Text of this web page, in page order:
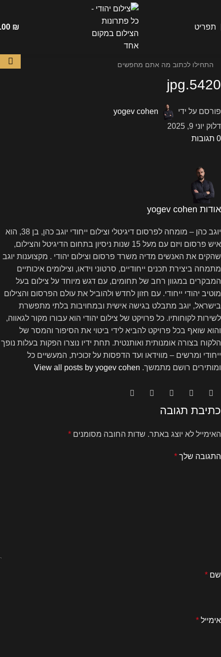
תפריט ₪
5420.jpg
פורסם על ידי
yogev cohen
דלוק יוני 9, 2025
0 תגובות
אודות yogev cohen
יוגב כהן – מומחה לפרסום דיגיטלי וצילום ייחודי יוגב כהן, בן 38, הוא
איש פרסום ויזם עם מעל 15 שנות ניסיון בתחום הדיגיטל והצילום,
שהקים את האנשים מדיה משרד פרסום וצילום יהודי . מקצוענות יוגב
מתמחה ביצירת תכנים ייחודיים, סרטוני וידאו, וצילומים איכותיים
המבקרים במגוון רחב של תחומים, עם דגש מיוחד על צילום בעל
מוטיב יהודי ייחודי. עם חזון לחדש ולהוביל את עולם הפרסום והצילום
בישראל, יוגב מתבלט בגישה אישית ובמחויבות בלתי מתפשרת
לשירות לקוחותיו. כל פרויקט של צילום יהודי הוא עבורו מקור לגאווה,
והוא שואף בכל פרויקט להביא לידי ביטוי את הסיפור והמסר של
הלקוח בצורה אומנותית ואותנטית. תחת ידיו נוצרו הפקות בעלות נופך
ייחודי ומרשים – מווידאו ועד הדפסות על זכוכית, המעשיים כל
ומותירים רושם מתמשך. View all posts by yogev cohen
כתיבת תגובה
האימייל לא יוצג באתר. שדות החובה מסומנים *
התגובה שלך *
שם *
אימייל *